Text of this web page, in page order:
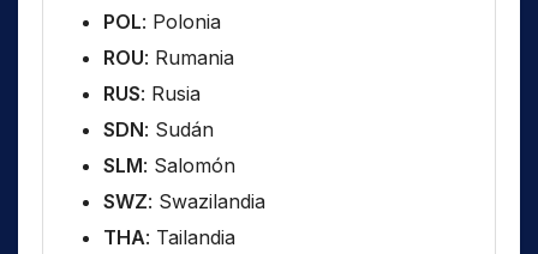
POL: Polonia
ROU: Rumania
RUS: Rusia
SDN: Sudán
SLM: Salomón
SWZ: Swazilandia
THA: Tailandia